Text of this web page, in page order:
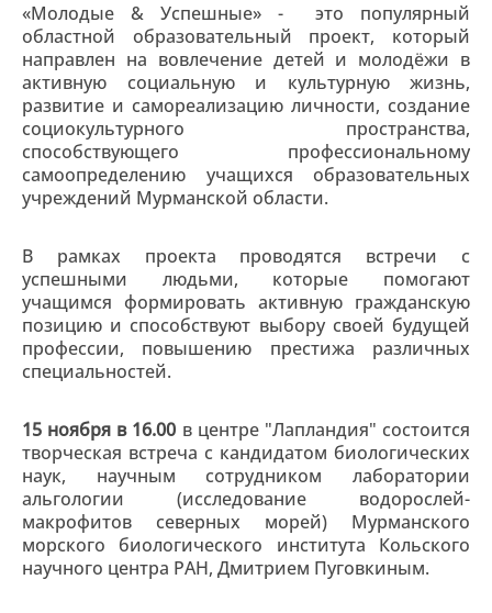
«Молодые & Успешные» - это популярный
областной образовательный проект, который
направлен на вовлечение детей и молодёжи в
активную социальную и культурную жизнь,
развитие и самореализацию личности, создание
социокультурного пространства,
способствующего профессиональному
самоопределению учащихся образовательных
учреждений Мурманской области.
В рамках проекта проводятся встречи с
успешными людьми, которые помогают
учащимся формировать активную гражданскую
позицию и способствуют выбору своей будущей
профессии, повышению престижа различных
специальностей.
15 ноября в 16.00 в центре "Лапландия" состоится
творческая встреча с кандидатом биологических
наук, научным сотрудником лаборатории
альгологии (исследование водорослей-
макрофитов северных морей) Мурманского
морского биологического института Кольского
научного центра РАН, Дмитрием Пуговкиным.